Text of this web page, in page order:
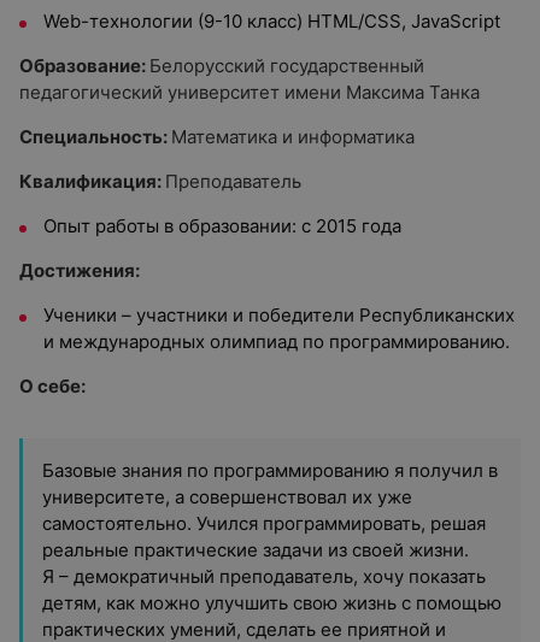
Web-технологии (9-10 класс) HTML/CSS, JavaScript
Образование: Белорусский государственный
педагогический университет имени Максима Танка
Специальность: Математика и информатика
Квалификация: Преподаватель
Опыт работы в образовании: с 2015 года
Достижения:
Ученики – участники и победители Республиканских
и международных олимпиад по программированию.
О себе:
Базовые знания по программированию я получил в
университете, а совершенствовал их уже
самостоятельно. Учился программировать, решая
реальные практические задачи из своей жизни.
Я – демократичный преподаватель, хочу показать
детям, как можно улучшить свою жизнь с помощью
практических умений, сделать ее приятной и